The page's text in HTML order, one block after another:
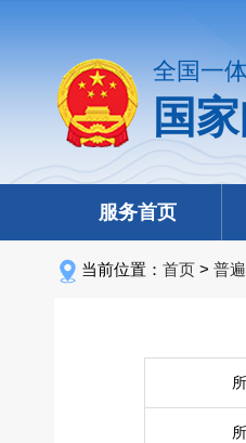
全国一
国
服务首页
当前位置： 首页 > 普